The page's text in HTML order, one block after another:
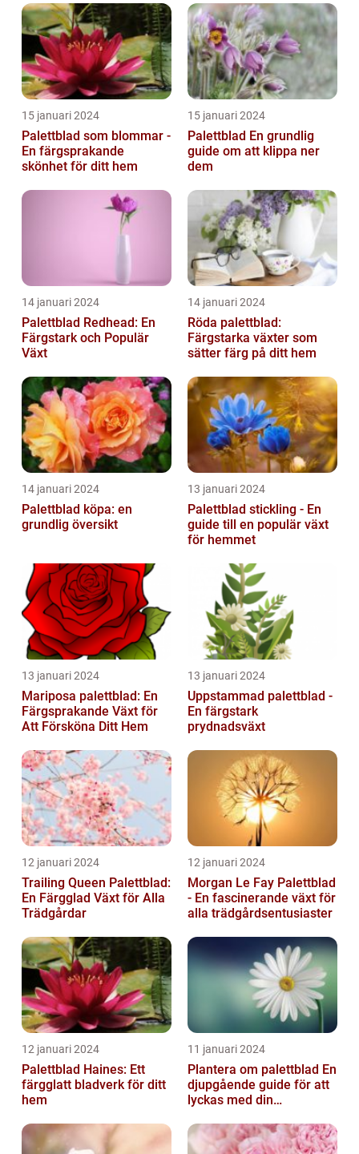
15 januari 2024
Palettblad som blommar -
En färgsprakande
skönhet för ditt hem
15 januari 2024
Palettblad En grundlig
guide om att klippa ner
dem
14 januari 2024
Palettblad Redhead: En
Färgstark och Populär
Växt
14 januari 2024
Röda palettblad:
Färgstarka växter som
sätter färg på ditt hem
14 januari 2024
Palettblad köpa: en
grundlig översikt
13 januari 2024
Palettblad stickling - En
guide till en populär växt
för hemmet
13 januari 2024
Mariposa palettblad: En
Färgsprakande Växt för
Att Försköna Ditt Hem
13 januari 2024
Uppstammad palettblad -
En färgstark
prydnadsväxt
12 januari 2024
Trailing Queen Palettblad:
En Färgglad Växt för Alla
Trädgårdar
12 januari 2024
Morgan Le Fay Palettblad
- En fascinerande växt för
alla trädgårdsentusiaster
12 januari 2024
Palettblad Haines: Ett
färgglatt bladverk för ditt
hem
11 januari 2024
Plantera om palettblad En
djupgående guide för att
lyckas med din